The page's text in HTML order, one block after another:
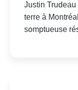
Justin Trudeau
terre à
somptueuse